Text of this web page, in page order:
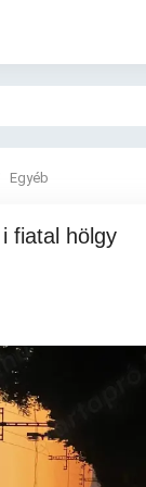
Egyéb